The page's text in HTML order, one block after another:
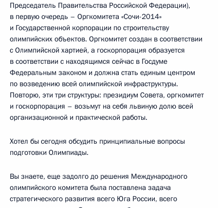
Председатель Правительства Российской Федерации),
в первую очередь – Оргкомитета «Сочи-2014»
и Государственной корпорации по строительству
олимпийских объектов. Оргкомитет создан в соответствии
с Олимпийской хартией, а госкорпорация образуется
в соответствии с находящимся сейчас в Госдуме
Федеральным законом и должна стать единым центром
по возведению всей олимпийской инфраструктуры.
Повторю, эти три структуры: президиум Совета, оргкомитет
и госкорпорация – возьмут на себя львиную долю всей
организационной и практической работы.
Хотел бы сегодня обсудить принципиальные вопросы
подготовки Олимпиады.
Вы знаете, еще задолго до решения Международного
олимпийского комитета была поставлена задача
стратегического развития всего Юга России, всего